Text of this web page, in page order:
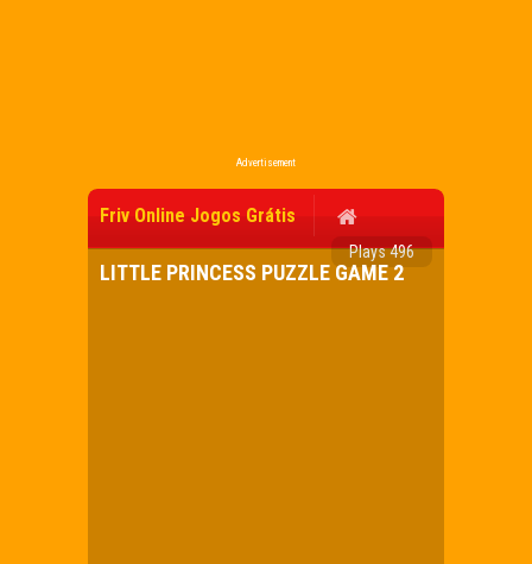
Advertisement
Friv Online Jogos Grátis
Plays 496
LITTLE PRINCESS PUZZLE GAME 2